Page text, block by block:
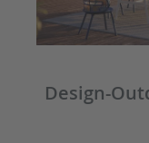
Design-